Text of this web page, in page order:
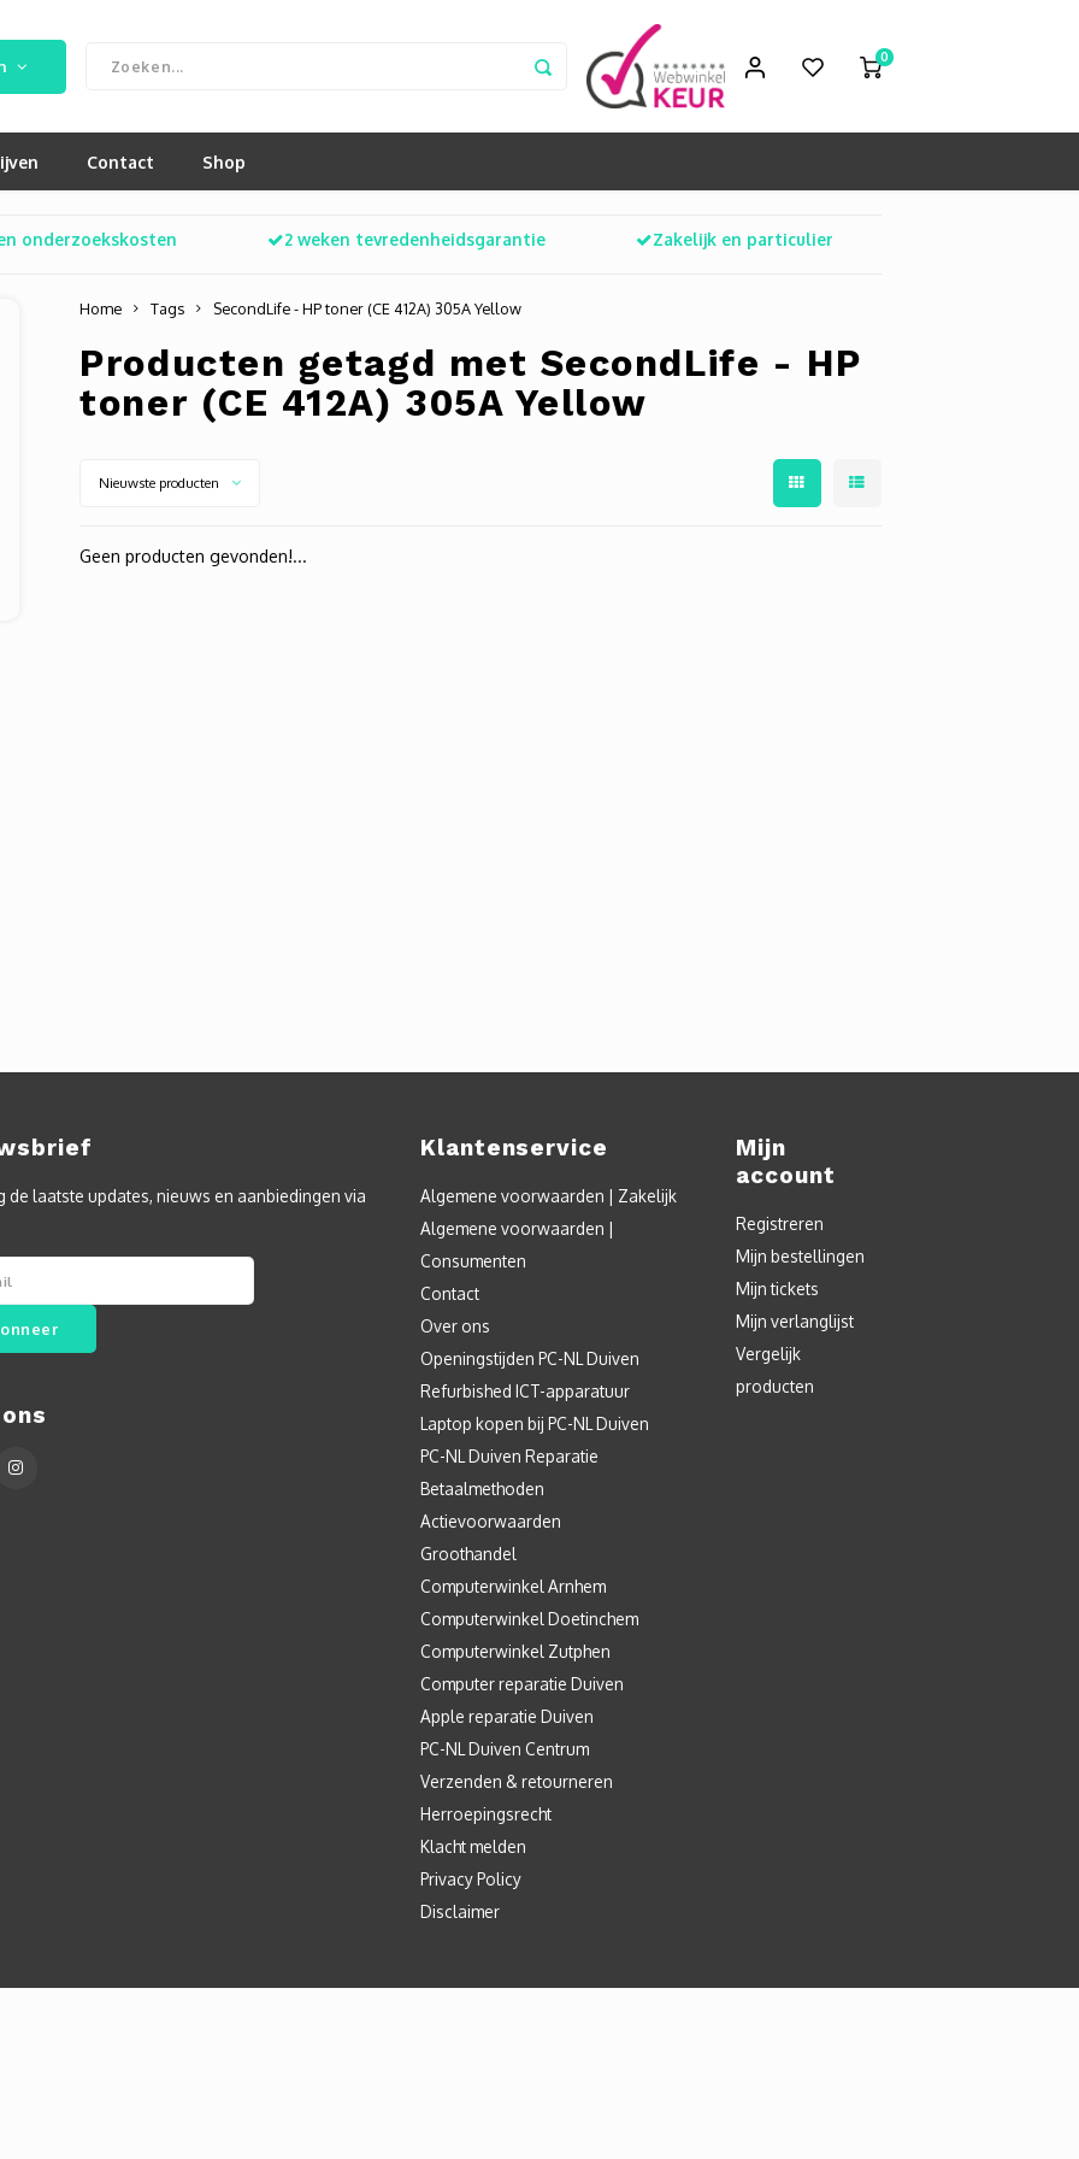
0
Contact Shop
onderzoekskosten 2 weken tevredenheidsgarantie Zakelijk en particulier
Home Tags SecondLife - HP toner (CE 412A) 305A Yellow
Producten getagd met SecondLife - HP
toner (CE 412A) 305A Yellow
Nieuwste producten
Geen producten gevonden!...
de laatste updates, nieuws en aanbiedingen via
Klantenservice
Algemene voorwaarden | Zakelijk
Algemene voorwaarden |
Consumenten
Contact
Over ons
Openingstijden PC-NL Duiven
Refurbished ICT-apparatuur
Laptop kopen bij PC-NL Duiven
PC-NL Duiven Reparatie
Betaalmethoden
Actievoorwaarden
Groothandel
Computerwinkel Arnhem
Computerwinkel Doetinchem
Computerwinkel Zutphen
Computer reparatie Duiven
Apple reparatie Duiven
PC-NL Duiven Centrum
Verzenden & retourneren
Herroepingsrecht
Klacht melden
Privacy Policy
Disclaimer
Mijn
account
Registreren
Mijn bestellingen
Mijn tickets
Mijn verlanglijst
Vergelijk
producten